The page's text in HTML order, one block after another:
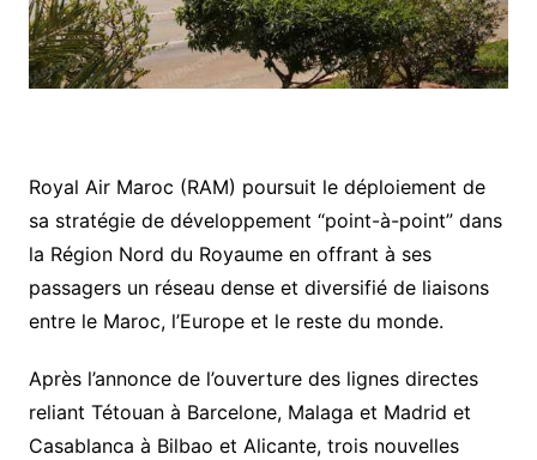
Royal Air Maroc (RAM) poursuit le déploiement de
sa stratégie de développement “point-à-point” dans
la Région Nord du Royaume en offrant à ses
passagers un réseau dense et diversifié de liaisons
entre le Maroc, l’Europe et le reste du monde.
Après l’annonce de l’ouverture des lignes directes
reliant Tétouan à Barcelone, Malaga et Madrid et
Casablanca à Bilbao et Alicante, trois nouvelles